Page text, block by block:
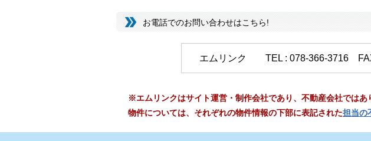
お電話でのお問い合わせはこちら!
エムリンク TEL : 078-366-3716
※エムリンクはサイト運営・制作会社であり、不動産会社ではあ
物件については、それぞれの物件情報の下部に表記された担当の